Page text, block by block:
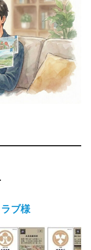
ブ様